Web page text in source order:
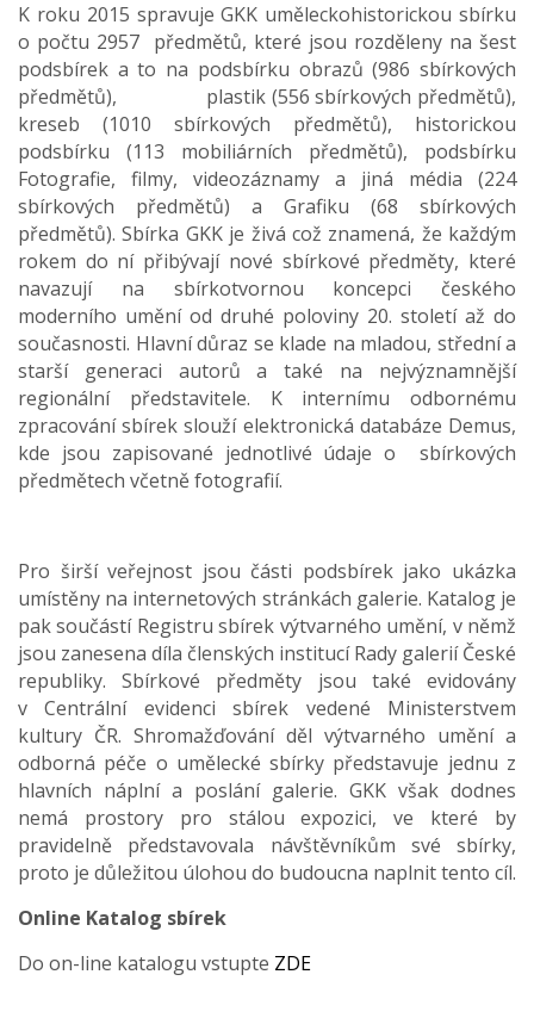
K roku 2015 spravuje GKK uměleckohistorickou sbírku
o počtu 2957 předmětů, které jsou rozděleny na šest
podsbírek a to na podsbírku obrazů (986 sbírkových
předmětů), plastik (556 sbírkových předmětů),
kreseb (1010 sbírkových předmětů), historickou
podsbírku (113 mobiliárních předmětů), podsbírku
Fotografie, filmy, videozáznamy a jiná média (224
sbírkových předmětů) a Grafiku (68 sbírkových
předmětů). Sbírka GKK je živá což znamená, že každým
rokem do ní přibývají nové sbírkové předměty, které
navazují na sbírkotvornou koncepci českého
moderního umění od druhé poloviny 20. století až do
současnosti. Hlavní důraz se klade na mladou, střední a
starší generaci autorů a také na nejvýznamnější
regionální představitele. K internímu odbornému
zpracování sbírek slouží elektronická databáze Demus,
kde jsou zapisované jednotlivé údaje o sbírkových
předmětech včetně fotografií.
Pro širší veřejnost jsou části podsbírek jako ukázka
umístěny na internetových stránkách galerie. Katalog je
pak součástí Registru sbírek výtvarného umění, v němž
jsou zanesena díla členských institucí Rady galerií České
republiky. Sbírkové předměty jsou také evidovány
v Centrální evidenci sbírek vedené Ministerstvem
kultury ČR. Shromažďování děl výtvarného umění a
odborná péče o umělecké sbírky představuje jednu z
hlavních náplní a poslání galerie. GKK však dodnes
nemá prostory pro stálou expozici, ve které by
pravidelně představovala návštěvníkům své sbírky,
proto je důležitou úlohou do budoucna naplnit tento cíl.
Online Katalog sbírek
Do on-line katalogu vstupte ZDE